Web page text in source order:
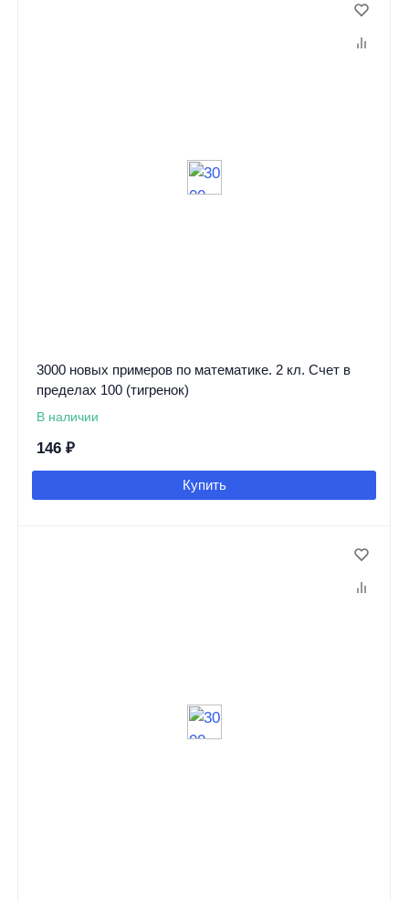
3000 новых примеров по математике. 2 кл. Счет в
пределах 100 (тигренок)
В наличии
146 ₽
Купить